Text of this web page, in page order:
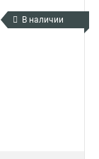
В наличии